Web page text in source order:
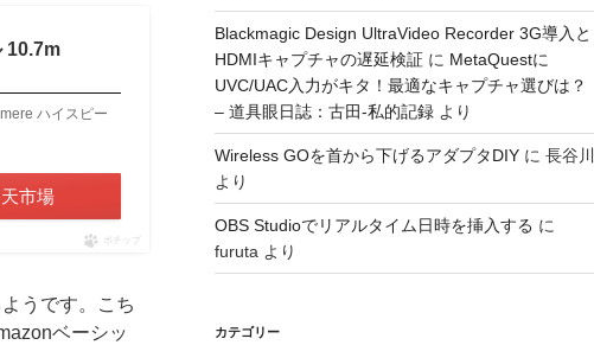
10.7m
ハイスピー
市場
ポチップ
うです。こち
ベーシッ
Blackmagic Design UltraVideo Recorder 3G導入と
HDMIキャプチャの遅延検証に MetaQuestに
UVC/UAC入力がキタ！最適なキャプチャ選びは？
– 道具眼日誌：古田-私的記録より
Wireless GOを首から下げるアダプタDIYに 長谷川
より
OBS Studioでリアルタイム日時を挿入する に
furuta より
カテゴリー